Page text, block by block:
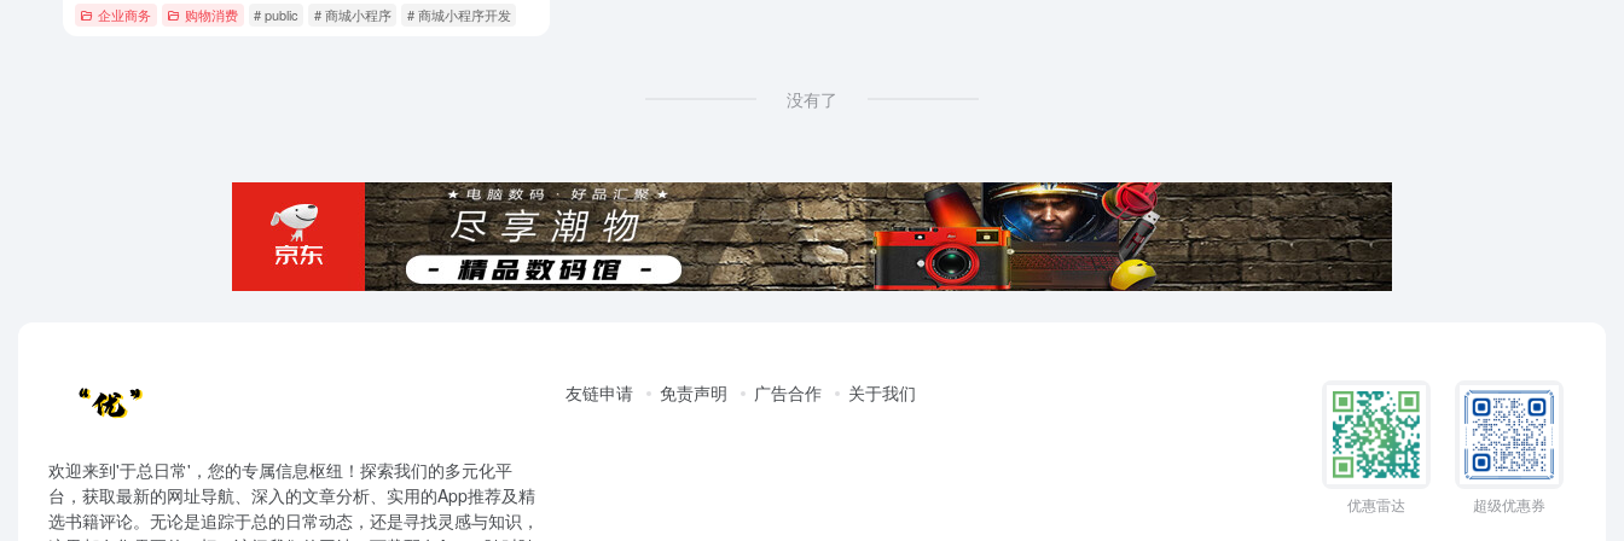
企业商务 购物消费 # public # 商城小程序 # 商城小程序开发
没有了
欢迎来到'于总日常'，您的专属信息枢纽！探索我们的多元化平
台，获取最新的网址导航、深入的文章分析、实用的App推荐及精
选书籍评论。无论是追踪于总的日常动态，还是寻找灵感与知识，
友链申请 免责声明 广告合作 关于我们
优惠雷达 超级优惠券